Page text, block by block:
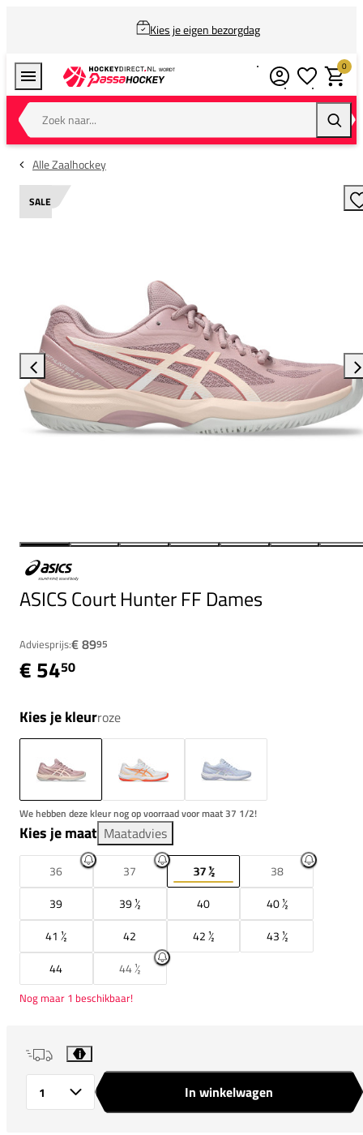
Kies je eigen bezorgdag
Zoek naar...
0
Alle Zaalhockey
SALE
ASICS Court Hunter FF Dames
Adviesprijs:€ 8995
€ 5450
Kies je kleurroze
We hebben deze kleur nog op voorraad voor maat 37 1/2!
Kies je maat Maatadvies
36 37 37 ½
38
39
39 ½ 40
40 ½
41 ½
42 42 ½
43 ½
44
44 ½
Nog maar 1 beschikbaar!
i
In winkelwagen